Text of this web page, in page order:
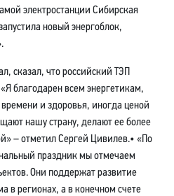
электростанции Сибирская
новый энергоблок,
сказал, что российский ТЭП
благодарен всем энергетикам,
и здоровья, иногда ценой
нашу страну, делают ее более
– отметил Сергей Цивилев.• «По
праздник мы отмечаем
Они поддержат развитие
в регионах, а в конечном счете